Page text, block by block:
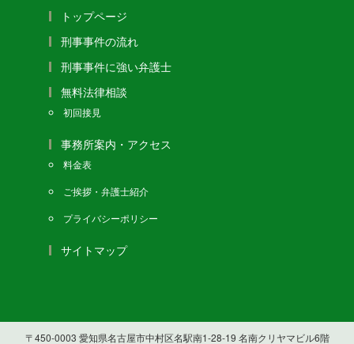
トップページ
刑事事件の流れ
刑事事件に強い弁護士
無料法律相談
初回接見
事務所案内・アクセス
料金表
ご挨拶・弁護士紹介
プライバシーポリシー
サイトマップ
〒450-0003 愛知県名古屋市中村区名駅南1-28-19 名南クリヤマビル6階